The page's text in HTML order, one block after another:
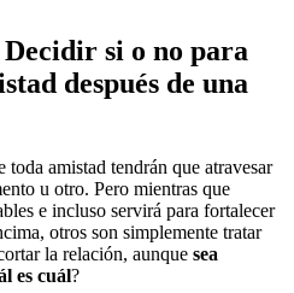
Decidir si o no para
después de una
amistad tendrán que atravesar
u otro. Pero mientras que
e incluso servirá para fortalecer
otros son simplemente tratar
la relación, aunque sea
es cuál?